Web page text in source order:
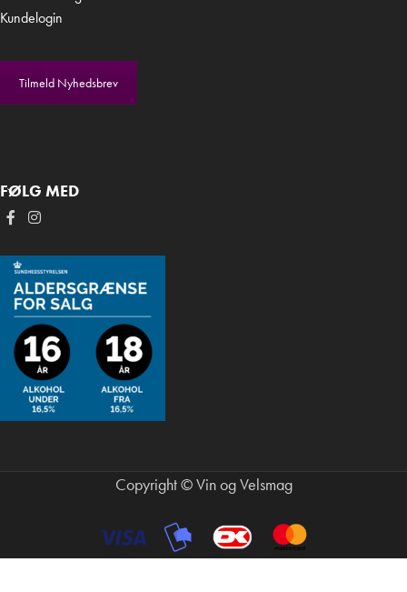
Kundelogin
Tilmeld Nyhedsbrev
FØLG MED
Copyright © Vin og Velsmag